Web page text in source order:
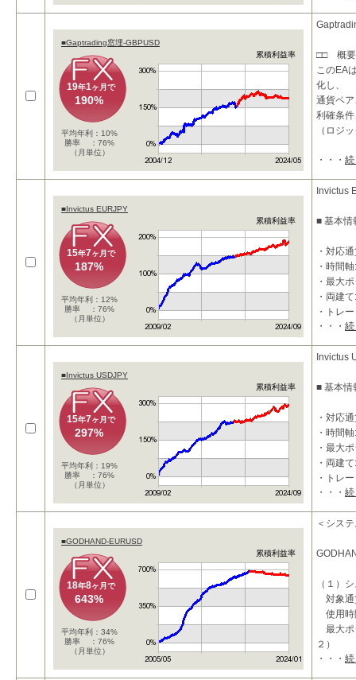
■Gaptrading窓埋-GBPUSD
累積利益率
19年1ヶ月で
190%
平均年利：10%
勝率 ：76%
（月単位）
□□ 概
このEA
化し、
通貨ペ
利確条
（ロジ
検証に
20
・・・
■Invictus EURJPY
累積利益率
15年7ヶ月で
187%
平均年利：12%
勝率 ：76%
（月単位）
Invictus
■ 基本情
・対応
・時間
・最大
・両建
・トレ
・利確
■ 特徴
・押し
・上位
・・・
■Invictus USDJPY
累積利益率
15年7ヶ月で
297%
平均年利：19%
勝率 ：76%
（月単位）
Invictus
■ 基本情
・対応
・時間
・最大
・両建
・トレ
・利確
■ 特徴
・押し
・上位
・・・
■GODHAND-EURUSD
累積利益率
18年8ヶ月で
643%
平均年利：34%
勝率 ：76%
（月単位）
＜シス
（１）
対象
使用
最大ポ
２）
両
・・・